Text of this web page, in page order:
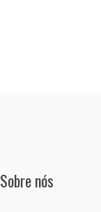
Sobre nós